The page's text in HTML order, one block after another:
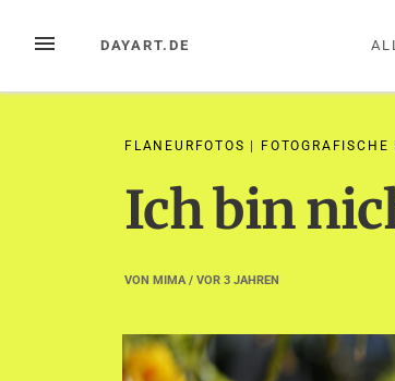
InhaltMENÜ DAYART.DE
FLANEURFOTOS FOTOGRAFISCHE
Ich bin
VON MIMA/ VOR 3 JAHREN